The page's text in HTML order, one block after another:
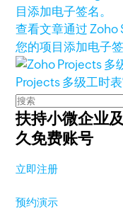
查看文章通过 Zoho
您的项目添加电子签
Projects 多级工时
扶持小微企业
久免费账号
立即注册
预约演示